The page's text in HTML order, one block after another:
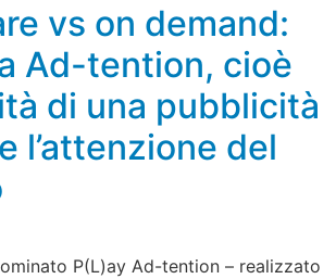
vs on demand:
Ad-tention, cioè
di una pubblicità
l’attenzione del
P(L)ay Ad-tention – realizzato